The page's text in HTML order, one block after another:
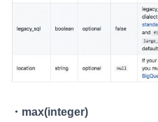
・max(integer)